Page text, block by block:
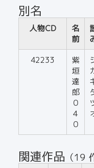
別名
人物CD
名
前
42233
紫
垣
達
郎
０
４
０
関連作品 （19